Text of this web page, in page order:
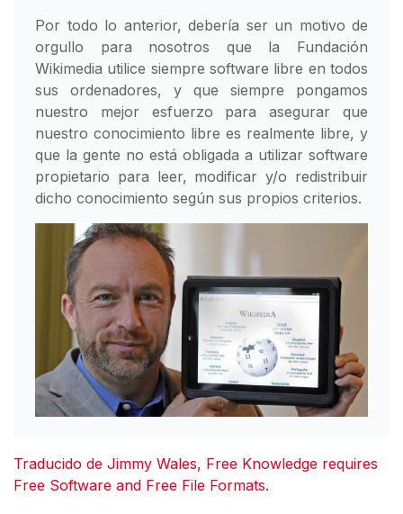
Por todo lo anterior, debería ser un motivo de
orgullo para nosotros que la Fundación
Wikimedia utilice siempre software libre en todos
sus ordenadores, y que siempre pongamos
nuestro mejor esfuerzo para asegurar que
nuestro conocimiento libre es realmente libre, y
que la gente no está obligada a utilizar software
propietario para leer, modificar y/o redistribuir
dicho conocimiento según sus propios criterios.
Traducido de Jimmy Wales, Free Knowledge requires
Free Software and Free File Formats.